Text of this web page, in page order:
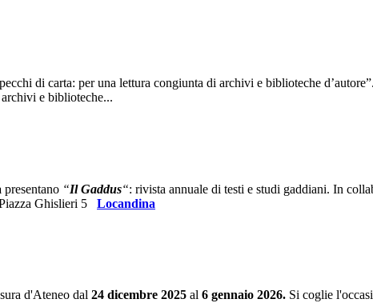
di carta: per una lettura congiunta di archivi e biblioteche
e biblioteche...
presentano “Il Gaddus“: rivista annuale di testi e studi gaddiani. In
Ghislieri 5 Locandina
d'Ateneo dal 24 dicembre 2025 al 6 gennaio 2026. Si coglie